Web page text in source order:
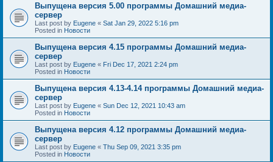
Выпущена версия 5.00 программы Домашний медиа-
сервер
Last post by Eugene « Sat Jan 29, 2022 5:16 pm
Posted in Новости
Выпущена версия 4.15 программы Домашний медиа-
сервер
Last post by Eugene « Fri Dec 17, 2021 2:24 pm
Posted in Новости
Выпущена версия 4.13-4.14 программы Домашний медиа-
сервер
Last post by Eugene « Sun Dec 12, 2021 10:43 am
Posted in Новости
Выпущена версия 4.12 программы Домашний медиа-
сервер
Last post by Eugene « Thu Sep 09, 2021 3:35 pm
Posted in Новости